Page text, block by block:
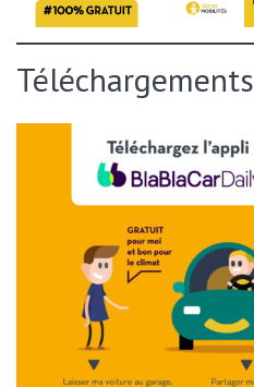
Téléchargements